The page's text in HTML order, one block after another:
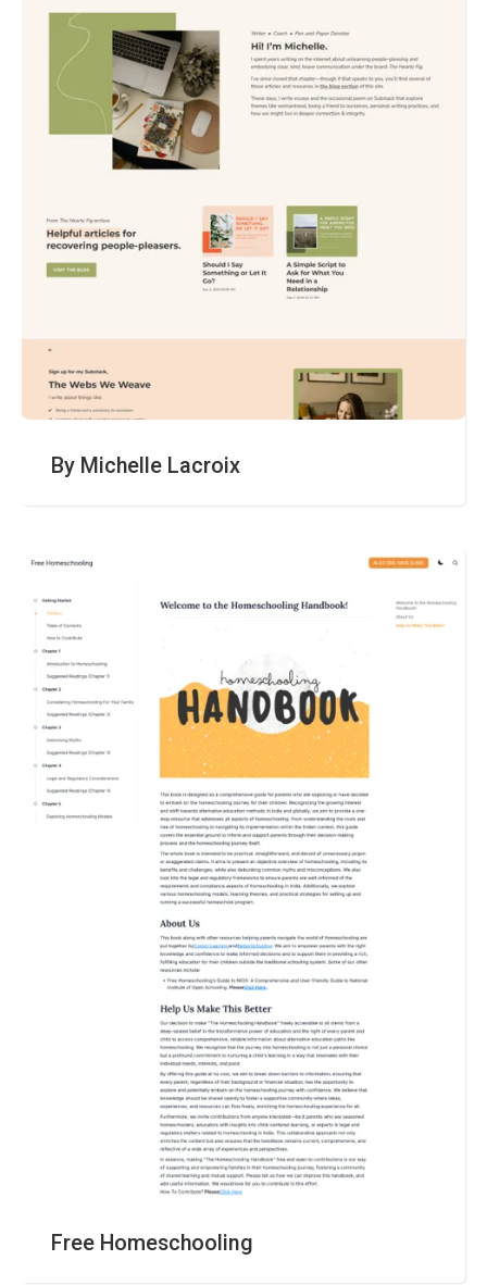
By Michelle Lacroix
Free Homeschooling